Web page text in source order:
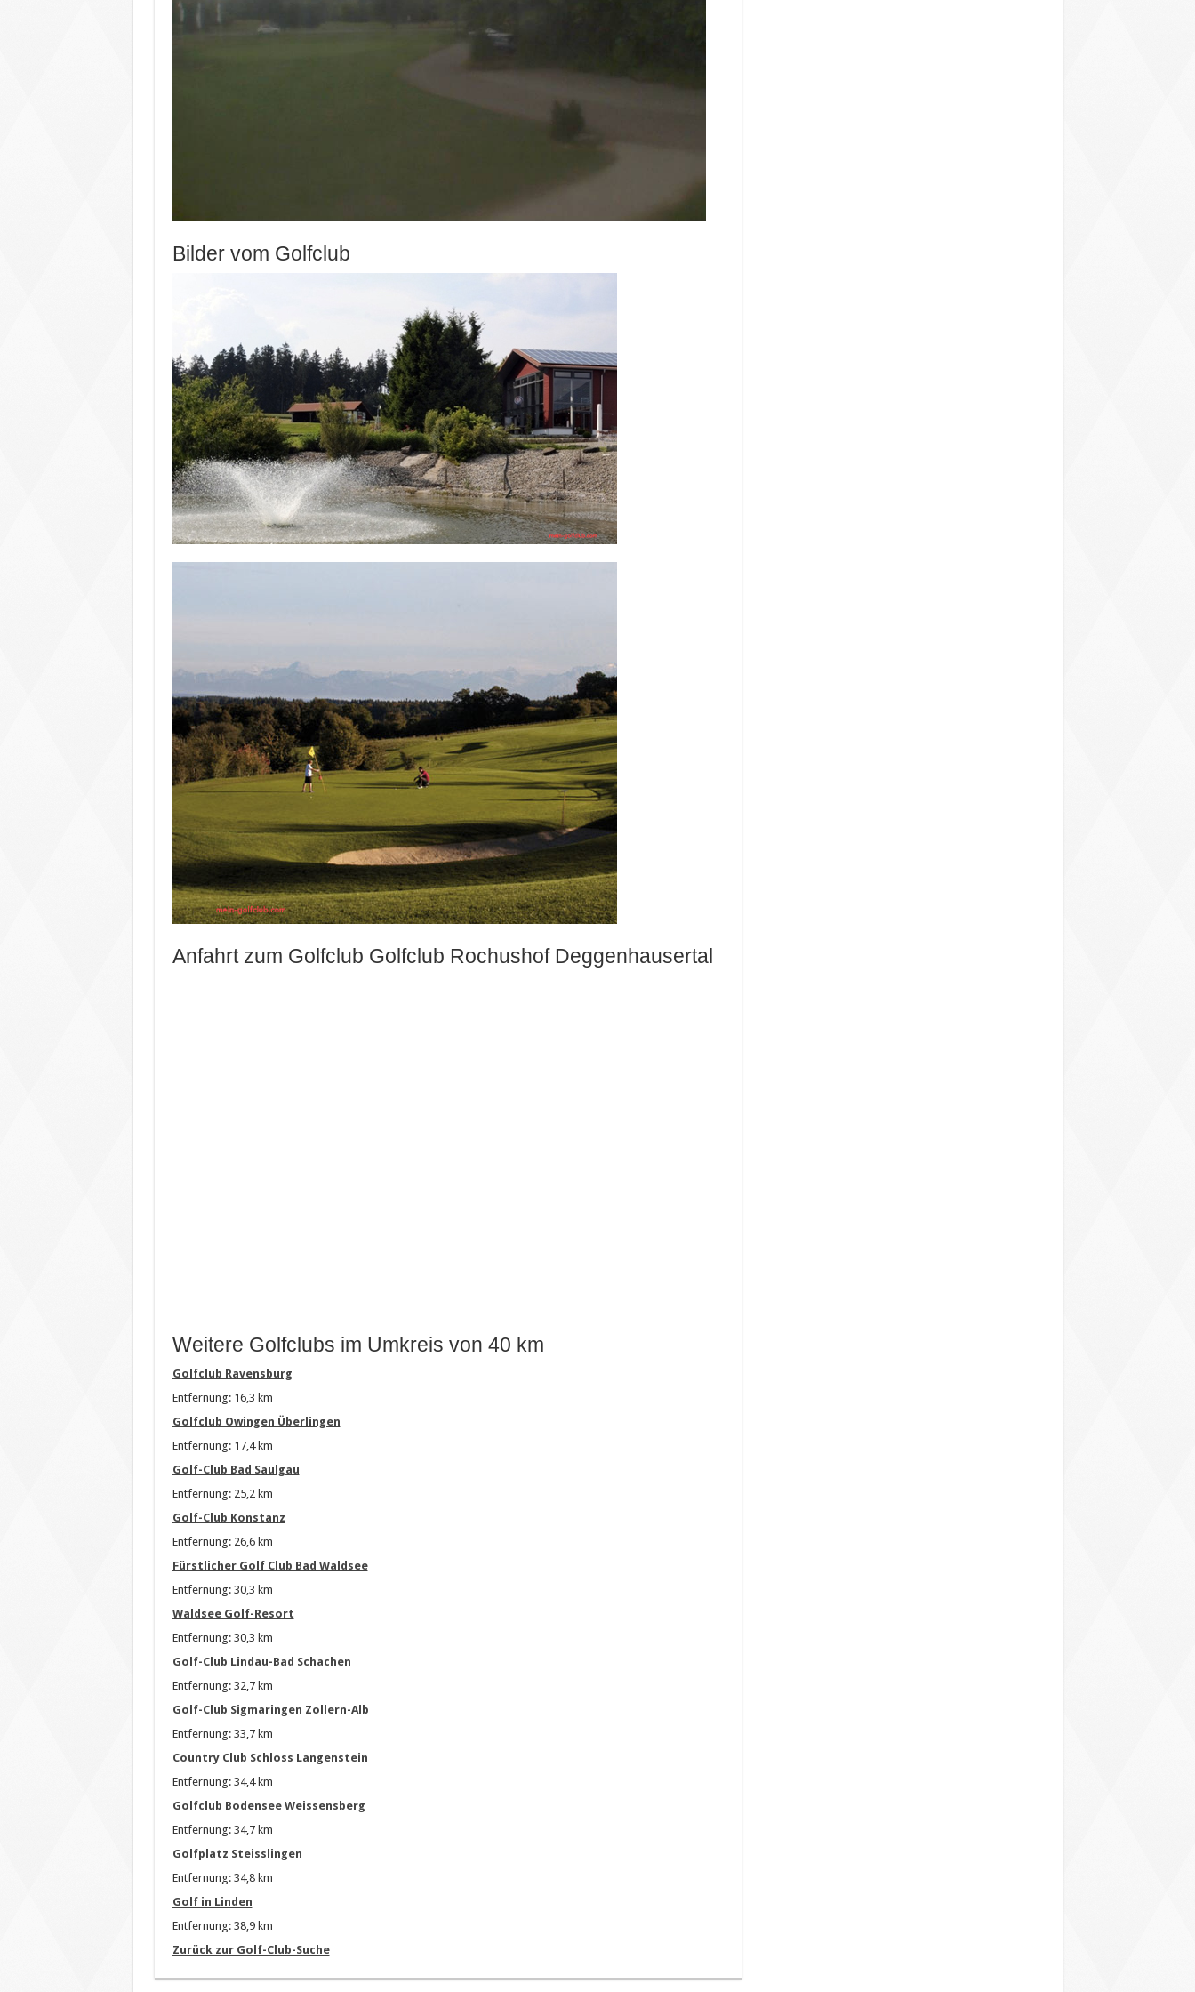
Bilder vom Golfclub
Anfahrt zum Golfclub Golfclub Rochushof Deggenhausertal
Weitere Golfclubs im Umkreis von 40 km
Golfclub Ravensburg
Entfernung: 16,3 km
Golfclub Owingen Überlingen
Entfernung: 17,4 km
Golf-Club Bad Saulgau
Entfernung: 25,2 km
Golf-Club Konstanz
Entfernung: 26,6 km
Fürstlicher Golf Club Bad Waldsee
Entfernung: 30,3 km
Waldsee Golf-Resort
Entfernung: 30,3 km
Golf-Club Lindau-Bad Schachen
Entfernung: 32,7 km
Golf-Club Sigmaringen Zollern-Alb
Entfernung: 33,7 km
Country Club Schloss Langenstein
Entfernung: 34,4 km
Golfclub Bodensee Weissensberg
Entfernung: 34,7 km
Golfplatz Steisslingen
Entfernung: 34,8 km
Golf in Linden
Entfernung: 38,9 km
Zurück zur Golf-Club-Suche